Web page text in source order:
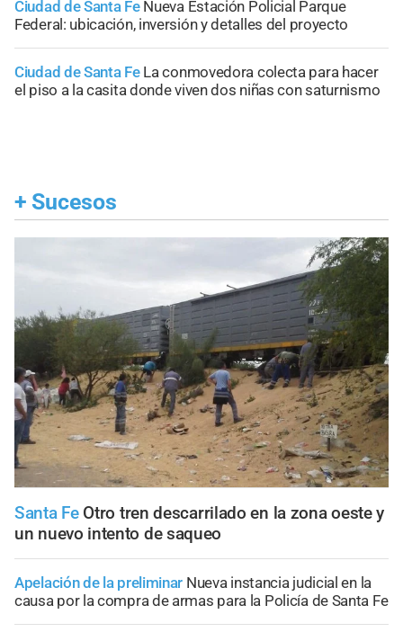
Ciudad de Santa Fe Nueva Estación Policial Parque
Federal: ubicación, inversión y detalles del proyecto
Ciudad de Santa Fe La conmovedora colecta para hacer
el piso a la casita donde viven dos niñas con saturnismo
+ Sucesos
Santa Fe Otro tren descarrilado en la zona oeste y
un nuevo intento de saqueo
Apelación de la preliminar Nueva instancia judicial en la
causa por la compra de armas para la Policía de Santa Fe